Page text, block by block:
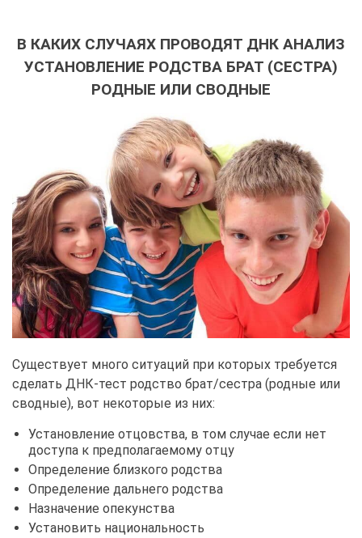
В КАКИХ СЛУЧАЯХ ПРОВОДЯТ ДНК АНАЛИЗ
УСТАНОВЛЕНИЕ РОДСТВА БРАТ (СЕСТРА)
РОДНЫЕ ИЛИ СВОДНЫЕ
Существует много ситуаций при которых требуется
сделать ДНК-тест родство брат/сестра (родные или
сводные), вот некоторые из них:
Установление отцовства, в том случае если нет
доступа к предполагаемому отцу
Определение близкого родства
Определение дальнего родства
Назначение опекунства
Установить национальность